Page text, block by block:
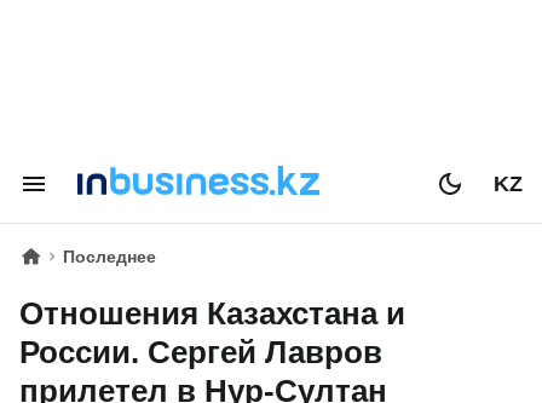
KZ
Последнее
Отношения Казахстана и
России. Сергей Лавров
прилетел в Нур-Султан